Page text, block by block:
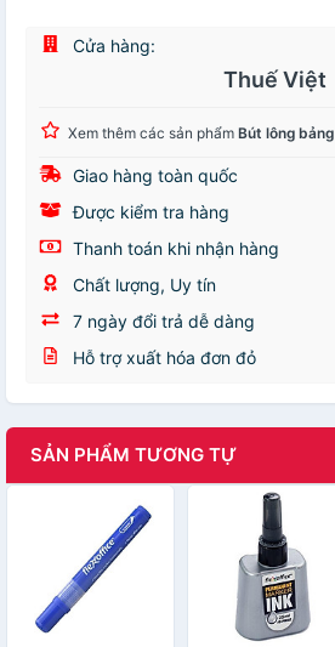
Cửa hàng:
Thuế Việt
Xem thêm các sản phẩm Bút lông bảng
Giao hàng toàn quốc
Được kiểm tra hàng
Thanh toán khi nhận hàng
Chất lượng, Uy tín
7 ngày đổi trả dễ dàng
Hỗ trợ xuất hóa đơn đỏ
SẢN PHẨM TƯƠNG TỰ